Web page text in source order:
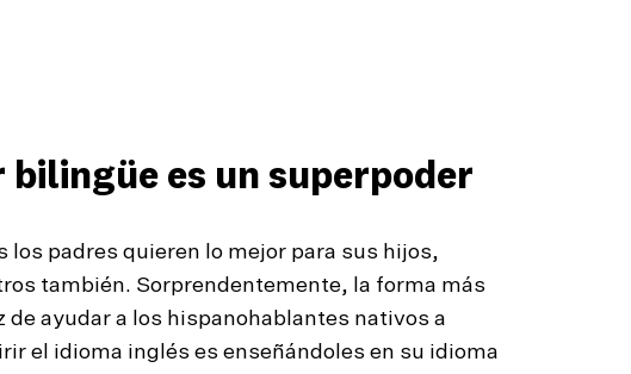
bilingüe es un superpoder
los padres quieren lo mejor para sus hijos,
también. Sorprendentemente, la forma más
de ayudar a los hispanohablantes nativos a
el idioma inglés es enseñándoles en su idioma